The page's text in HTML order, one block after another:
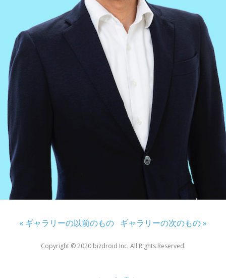
« ギャラリーの以前のもの ギャラリーの次のもの »
Copyright ©︎ 2020 bizdroid Inc. All Rights Reserved.